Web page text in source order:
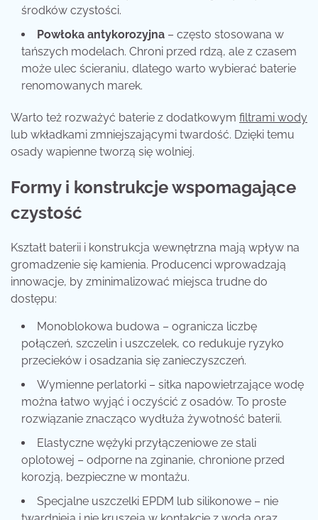
środków czystości.
Powłoka antykorozyjna – często stosowana w
tańszych modelach. Chroni przed rdzą, ale z czasem
może ulec ścieraniu, dlatego warto wybierać baterie
renomowanych marek.
Warto też rozważyć baterie z dodatkowym filtrami wody
lub wkładkami zmniejszającymi twardość. Dzięki temu
osady wapienne tworzą się wolniej.
Formy i konstrukcje wspomagające
czystość
Kształt baterii i konstrukcja wewnętrzna mają wpływ na
gromadzenie się kamienia. Producenci wprowadzają
innowacje, by zminimalizować miejsca trudne do
dostępu:
Monoblokowa budowa – ogranicza liczbę
połączeń, szczelin i uszczelek, co redukuje ryzyko
przecieków i osadzania się zanieczyszczeń.
Wymienne perlatorki – sitka napowietrzające wodę
można łatwo wyjąć i oczyścić z osadów. To proste
rozwiązanie znacząco wydłuża żywotność baterii.
Elastyczne wężyki przyłączeniowe ze stali
oplotowej – odporne na zginanie, chronione przed
korozją, bezpieczne w montażu.
Specjalne uszczelki EPDM lub silikonowe – nie